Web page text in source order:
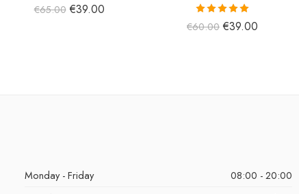
€65.00 €39.00
5 üzerinden
5.00oy aldı
€60.00 €39.00
Monday - Friday
08:00 - 20:00